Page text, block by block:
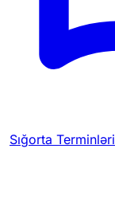
Sığorta Terminləri